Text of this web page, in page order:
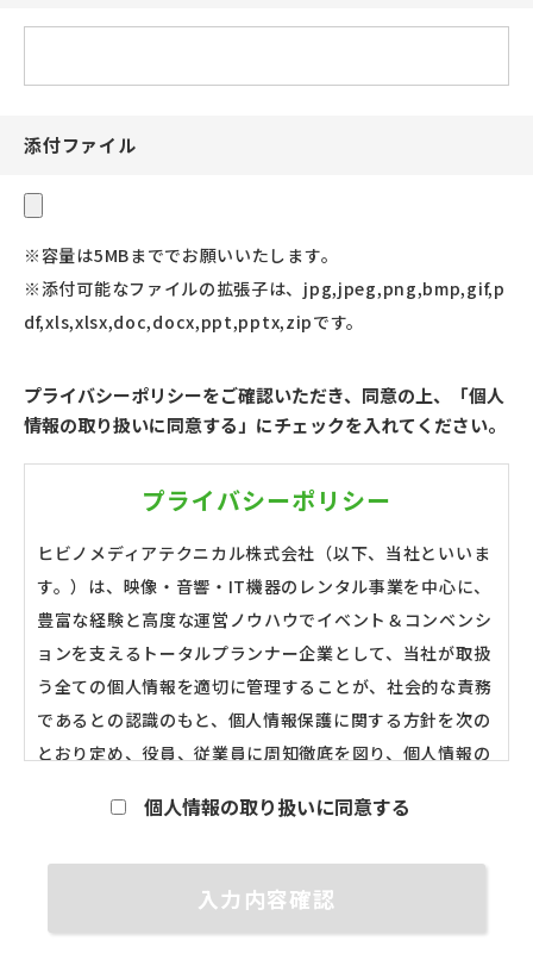
添付ファイル
※容量は5MBまででお願いいたします。
※添付可能なファイルの拡張子は、jpg,jpeg,png,bmp,gif,p
df,xls,xlsx,doc,docx,ppt,pptx,zipです。
プライバシーポリシーをご確認いただき、同意の上、
「個人
情報の取り扱いに同意する」にチェックを入れてください。
プライバシーポリシー
ヒビノメディアテクニカル株式会社（以下、当社といいま
す。）は、映像・音響・IT機器のレンタル事業を中心に、
豊富な経験と高度な運営ノウハウでイベント＆コンベンシ
ョンを支えるトータルプランナー企業として、当社が取扱
う全ての個人情報を適切に管理することが、社会的な責務
であるとの認識のもと、個人情報保護に関する方針を次の
とおり定め、役員、従業員に周知徹底を図り、個人情報の
基本方針
第一条 個人情報の取得と利用
個人情報の取り扱いに同意する